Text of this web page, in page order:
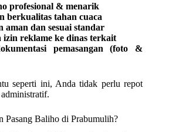
profesional & menarik
berkualitas tahan cuaca
aman dan sesuai standar
izin reklame ke dinas terkait
pemasangan (foto &
seperti ini, Anda tidak perlu repot
Pasang Baliho di Prabumulih?